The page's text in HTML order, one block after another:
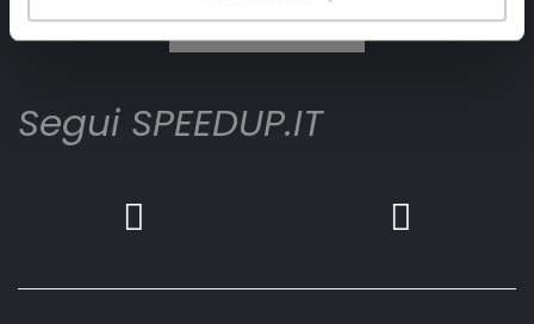
Iscrivimi
Segui SPEEDUP.IT